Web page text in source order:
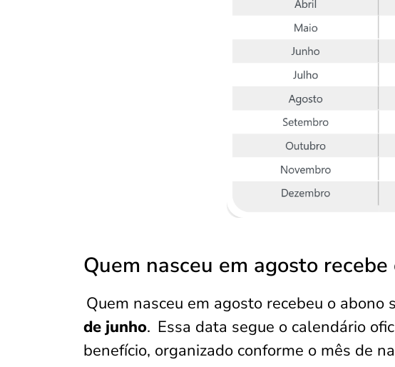
Quem nasceu em agosto
Quem nasceu em agosto recebeu o abono
de junho. Essa data segue o calendário
benefício, organizado conforme o mês de